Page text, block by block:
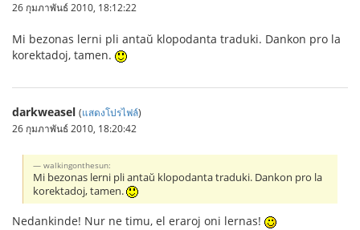
26 กุมภาพันธ์ 2010, 18:12:22
Mi bezonas lerni pli antaŭ klopodanta traduki. Dankon pro la
korektadoj, tamen.
darkweasel (แสดงโปรไฟล์)
26 กุมภาพันธ์ 2010, 18:20:42
walkingonthesun:
Mi bezonas lerni pli antaŭ klopodanta traduki. Dankon pro la
korektadoj, tamen.
Nedankinde! Nur ne timu, el eraroj oni lernas!